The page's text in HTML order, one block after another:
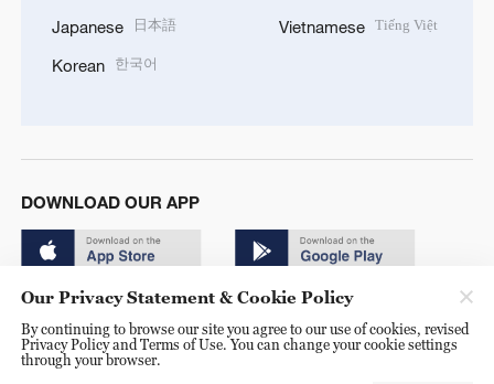
Japanese 日本語
Korean 한국어
Vietnamese Tiếng Việt
DOWNLOAD OUR APP
© China Radio International.CRI. All Rights Reserved. 16A
Our Privacy Statement & Cookie Policy
By continuing to browse our site you agree to our use of cookies, revised
Privacy Policy and Terms of Use. You can change your cookie settings
through your browser.